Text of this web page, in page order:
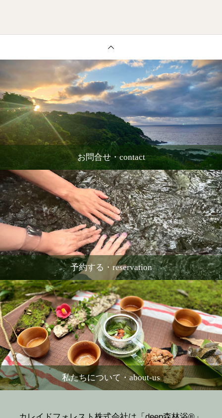
お問合せ・contact
予約する・reservation
私たちについて・about-us